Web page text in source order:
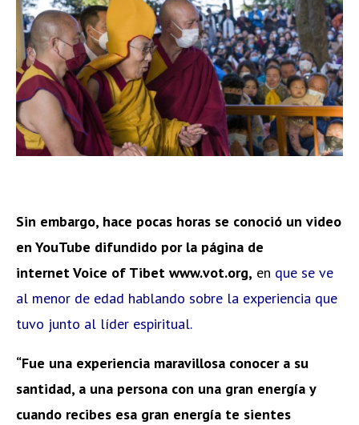
Sin embargo, hace pocas horas se conoció un video
en YouTube difundido por la página de
internet Voice of Tibet www.vot.org, en que se ve
al menor de edad hablando sobre la experiencia que
tuvo junto al líder espiritual.
“Fue una experiencia maravillosa conocer a su
santidad, a una persona con una gran energía y
cuando recibes esa gran energía te sientes